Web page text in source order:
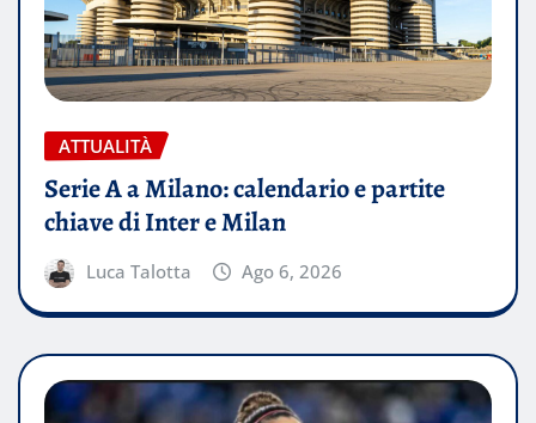
ATTUALITÀ
Serie A a Milano: calendario e partite
chiave di Inter e Milan
Luca Talotta Ago 6, 2026